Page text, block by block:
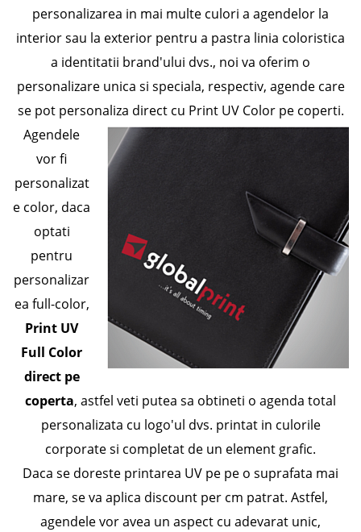
personalizarea in mai multe culori a agendelor la
interior sau la exterior pentru a pastra linia coloristica
a identitatii brand'ului dvs., noi va oferim o
personalizare unica si speciala, respectiv, agende care
se pot personaliza direct cu Print UV Color pe coperti.
Agendele
vor fi
personalizat
e color, daca
optati
pentru
personalizar
ea full-color,
Print UV
Full Color
direct pe
coperta, astfel veti putea sa obtineti o agenda total
personalizata cu logo'ul dvs. printat in culorile
corporate si completat de un element grafic.
Daca se doreste printarea UV pe pe o suprafata mai
mare, se va aplica discount per cm patrat. Astfel,
agendele vor avea un aspect cu adevarat unic,